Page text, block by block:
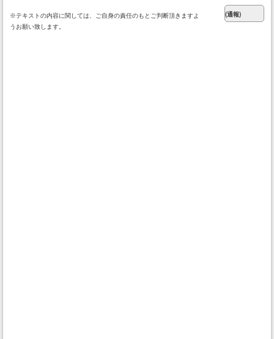
※テキストの内容に関しては、ご自身の責任のもとご判断頂きますよ
うお願い致します。